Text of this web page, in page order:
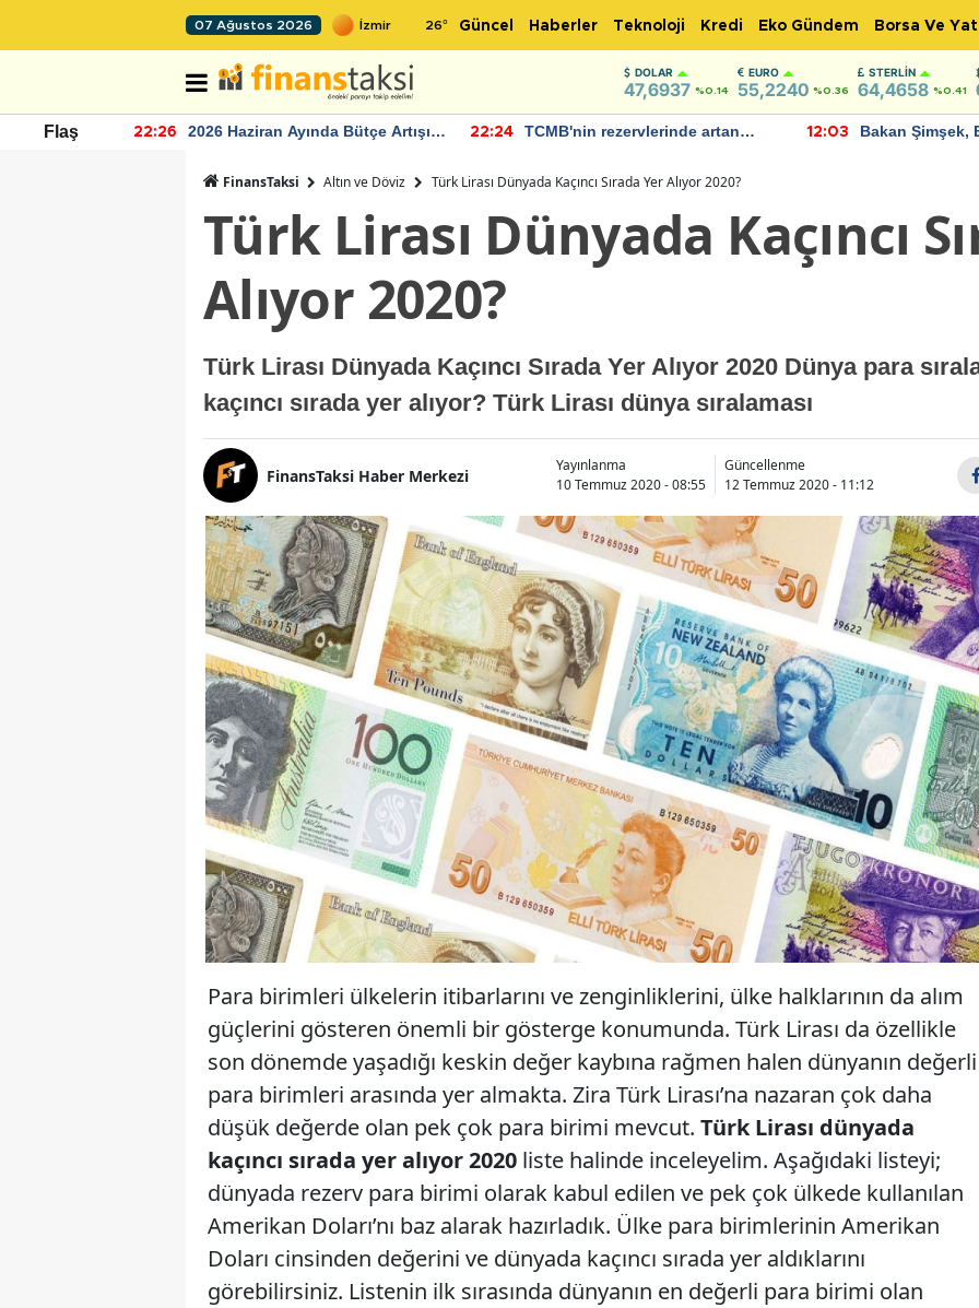
07 Ağustos 2026 26° Güncel Haberler Teknoloji Kredi Eko Gündem Borsa Ve
DOLAR
47,6937 %0.14
EURO
55,2240 %0.36
STERLIN
64,4658 %0.41
Flaş 22:26
2026 Haziran Ayında Bütçe Artışı
22:24
TCMB'nin rezervlerinde artan
12:03
Bakan Şimşek,
FinansTaksi Altın ve Döviz Türk Lirası Dünyada Kaçıncı Sırada Yer Alıyor 2020?
Türk Lirası Dünyada Kaçıncı
Alıyor 2020?
Türk Lirası Dünyada Kaçıncı Sırada Yer Alıyor 2020 Dünya para
kaçıncı sırada yer alıyor? Türk Lirası dünya sıralaması
FinansTaksi Haber Merkezi
Yayınlanma
10 Temmuz 2020 - 08:55
Güncellenme
12 Temmuz 2020 - 11:12
Para birimleri ülkelerin itibarlarını ve zenginliklerini, ülke halklarının da alım
güçlerini gösteren önemli bir gösterge konumunda. Türk Lirası da özellikle
son dönemde yaşadığı keskin değer kaybına rağmen halen dünyanın değerli
para birimleri arasında yer almakta. Zira Türk Lirası’na nazaran çok daha
düşük değerde olan pek çok para birimi mevcut. Türk Lirası dünyada
kaçıncı sırada yer alıyor 2020 liste halinde inceleyelim. Aşağıdaki listeyi;
dünyada rezerv para birimi olarak kabul edilen ve pek çok ülkede kullanılan
Amerikan Doları’nı baz alarak hazırladık. Ülke para birimlerinin Amerikan
Doları cinsinden değerini ve dünyada kaçıncı sırada yer aldıklarını
görebilirsiniz. Listenin ilk sırasında dünyanın en değerli para birimi olan